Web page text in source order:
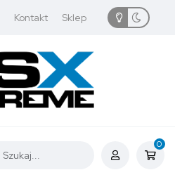
Kontakt Sklep
0